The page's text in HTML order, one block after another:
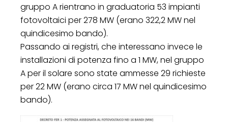
gruppo A rientrano in graduatoria 53 impianti
fotovoltaici per 278 MW (erano 322,2 MW nel
quindicesimo bando).
Passando ai registri, che interessano invece le
installazioni di potenza fino a 1 MW, nel gruppo
A per il solare sono state ammesse 29 richieste
per 22 MW (erano circa 17 MW nel quindicesimo
bando).